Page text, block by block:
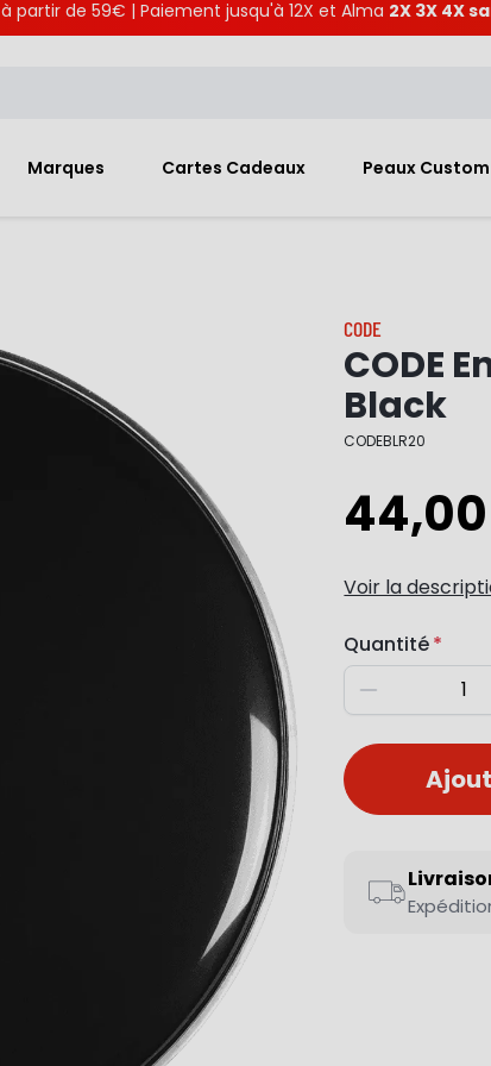
à partir de 59€ | Paiement jusqu'à 12X et Alma 2X 3X 4X
Marques Cartes Cadeaux Peaux Custom
CODE
CODE
Black
CODEBLR20
Voir la
Quantité
Diminuer